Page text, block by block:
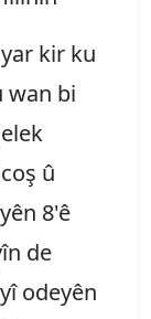
kir ku
wan bi
û
8'ê
de
odeyên